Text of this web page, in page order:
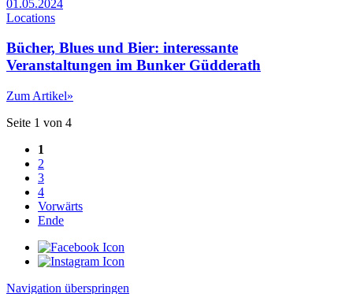
01.05.2024
Locations
Bücher, Blues und Bier: interessante
Veranstaltungen im Bunker Güdderath
Zum Artikel»
Seite 1 von 4
1
2
3
4
Vorwärts
Ende
Navigation überspringen